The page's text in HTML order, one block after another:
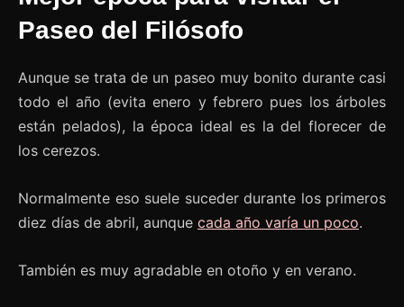
Paseo del Filósofo
Aunque se trata de un paseo muy bonito durante casi
todo el año (evita enero y febrero pues los árboles
están pelados), la época ideal es la del florecer de
los cerezos.
Normalmente eso suele suceder durante los primeros
diez días de abril, aunque cada año varía un poco.
También es muy agradable en otoño y en verano.